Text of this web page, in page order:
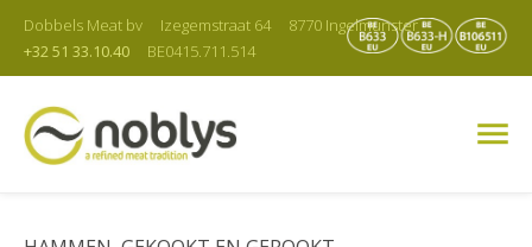
Dobbels Meat bv Izegemstraat 64
8770 Ingelmunster
+32 51 33.10.40
BE0415.711.514